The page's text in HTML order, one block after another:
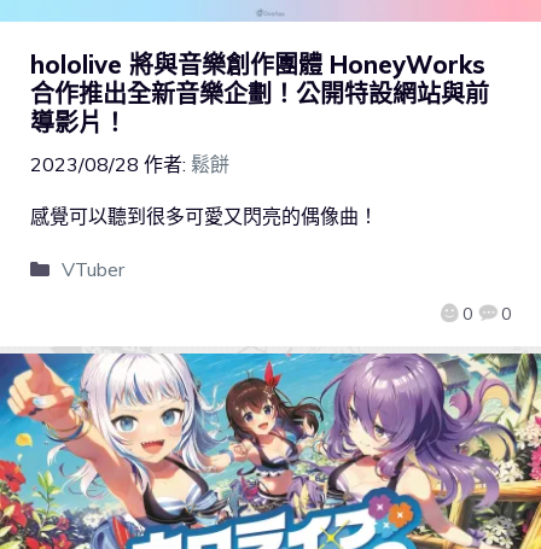
hololive 將與音樂創作團體 HoneyWorks
合作推出全新音樂企劃！公開特設網站與前
導影片！
2023/08/28 作者: 鬆餅
0 0
感覺可以聽到很多可愛又閃亮的偶像曲！
VTuber